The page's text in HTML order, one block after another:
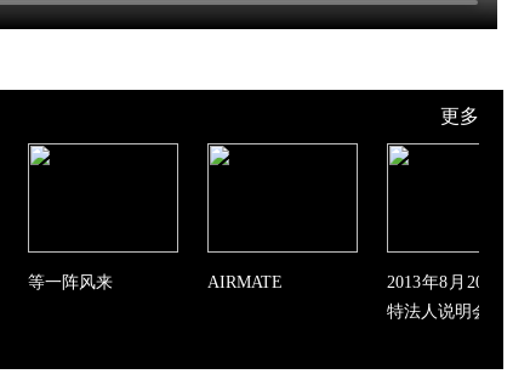
更多
等一阵风来 AIRMATE
2013年8月20日艾
特法人说明会